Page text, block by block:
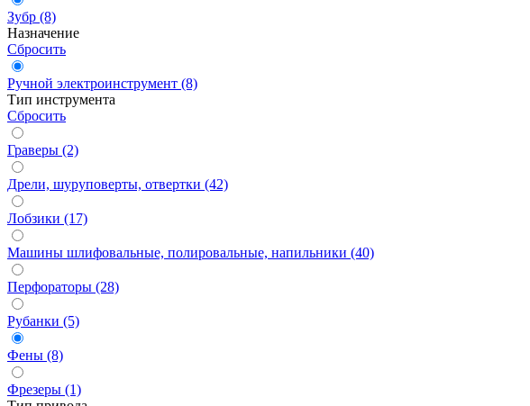
Зубр (8)
Назначение
Сбросить
Ручной электроинструмент (8)
Тип инструмента
Сбросить
Граверы (2)
Дрели, шуруповерты, отвертки (42)
Лобзики (17)
Машины шлифовальные, полировальные, напильники (40)
Перфораторы (28)
Рубанки (5)
Фены (8)
Фрезеры (1)